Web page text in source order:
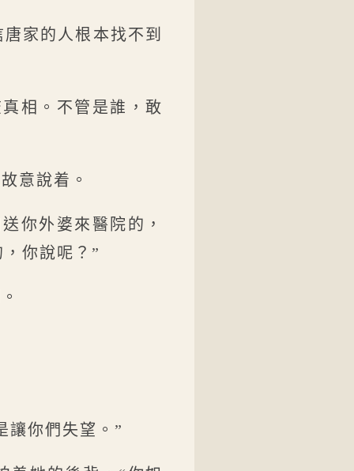
家的人根本找不到
相。不管是誰，敢
意說着。
你外婆來醫院的，
你說呢？”
讓你們失望。”